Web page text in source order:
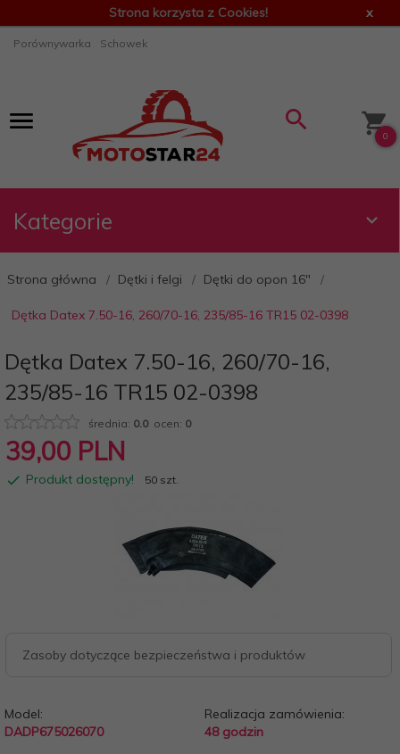
Strona korzysta z Cookies! x
Porównywarka Schowek
0
Kategorie
Strona główna Dętki i felgi Dętki do opon 16"
Dętka Datex 7.50-16, 260/70-16, 235/85-16 TR15 02-0398
Dętka Datex 7.50-16, 260/70-16,
235/85-16 TR15 02-0398
średnia: 0.0ocen: 0
39,00 PLN
Produkt dostępny! 50 szt.
Zasoby dotyczące bezpieczeństwa i produktów
Model:
DADP675026070
Realizacja zamówienia:
48 godzin